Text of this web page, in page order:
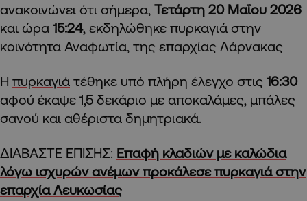
ανακοινώνει ότι σήμερα, Τετάρτη 20 Μαΐου 2026
και ώρα 15:24, εκδηλώθηκε πυρκαγιά στην
κοινότητα Αναφωτία, της επαρχίας Λάρνακας
Η πυρκαγιά τέθηκε υπό πλήρη έλεγχο στις 16:30
αφού έκαψε 1,5 δεκάριο με αποκαλάμες, μπάλες
σανού και αθέριστα δημητριακά.
ΔΙΑΒΑΣΤΕ ΕΠΙΣΗΣ: Επαφή κλαδιών με καλώδια
λόγω ισχυρών ανέμων προκάλεσε πυρκαγιά στην
επαρχία Λευκωσίας